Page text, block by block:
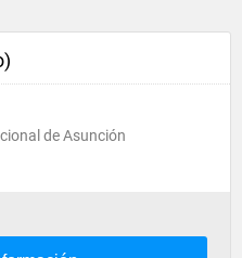
de Asunción